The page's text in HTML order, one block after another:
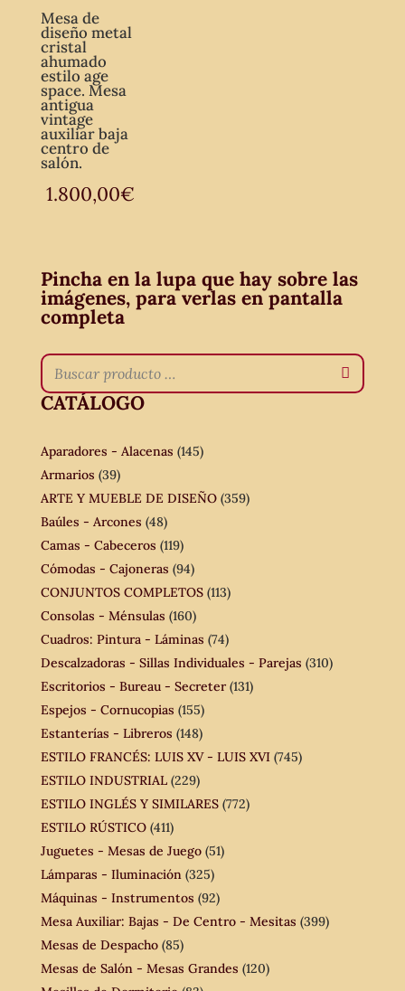
Mesa de
diseño metal
cristal
ahumado
estilo age
space. Mesa
antigua
vintage
auxiliar baja
centro de
salón.
1.800,00€
Pincha en la lupa que hay sobre las
imágenes, para verlas en pantalla
completa
CATÁLOGO
Aparadores - Alacenas (145)
Armarios (39)
ARTE Y MUEBLE DE DISEÑO (359)
Baúles - Arcones (48)
Camas - Cabeceros (119)
Cómodas - Cajoneras (94)
CONJUNTOS COMPLETOS (113)
Consolas - Ménsulas (160)
Cuadros: Pintura - Láminas (74)
Descalzadoras - Sillas Individuales - Parejas (310)
Escritorios - Bureau - Secreter (131)
Espejos - Cornucopias (155)
Estanterías - Libreros (148)
ESTILO FRANCÉS: LUIS XV - LUIS XVI (745)
ESTILO INDUSTRIAL (229)
ESTILO INGLÉS Y SIMILARES (772)
ESTILO RÚSTICO (411)
Juguetes - Mesas de Juego (51)
Lámparas - Iluminación (325)
Máquinas - Instrumentos (92)
Mesa Auxiliar: Bajas - De Centro - Mesitas (399)
Mesas de Despacho (85)
Mesas de Salón - Mesas Grandes (120)